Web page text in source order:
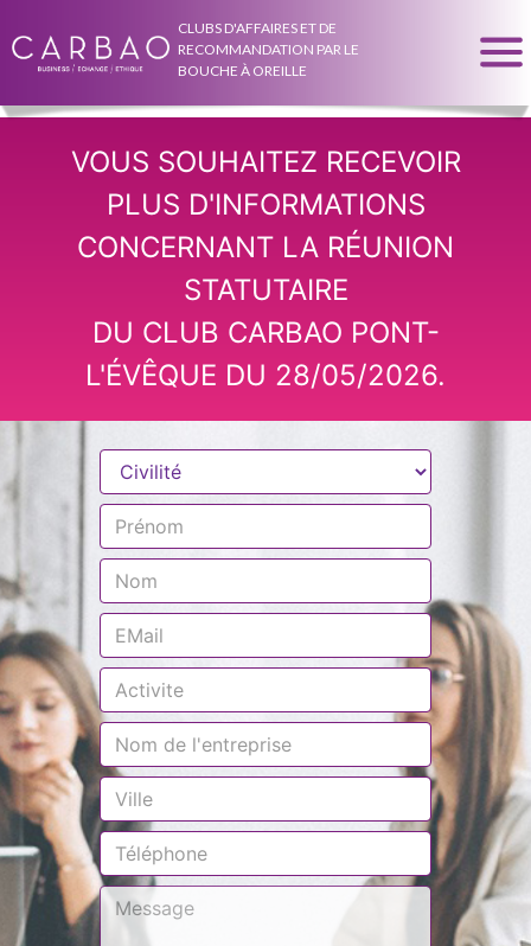
CLUBS D'AFFAIRES ET DE
RECOMMANDATION PAR LE
BOUCHE À OREILLE
VOUS SOUHAITEZ RECEVOIR
PLUS D'INFORMATIONS
CONCERNANT LA RÉUNION
STATUTAIRE
DU CLUB CARBAO PONT-
L'ÉVÊQUE DU 28/05/2026.